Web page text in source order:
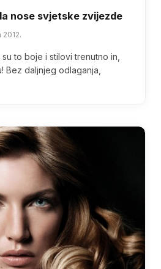
nose svjetske zvijezde
2012.
to boje i stilovi trenutno in,
Bez daljnjeg odlaganja,